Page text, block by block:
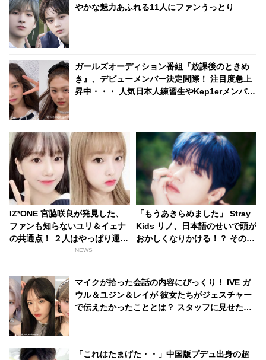
やかな魅力あふれる11人にファンうっとり
ガールズオーディション番組『放課後のときめ
き』、デビューメンバー決定間際！ 注目度急上
昇中・・・ 人気日本人練習生やKep1erメンバー
IZ*ONE 宮脇咲良が発見した、
ファンも知らないユリ＆イェナ
の共通点！ ２人はやっぱり運命
の糸で結ばれている・・！？
NEWS
「もうあきらめました」 Stray
Kids リノ、日本語のせいで頭が
おかしくなりかける！？ その原
マイクが拾った会話の内容にびっくり！ IVE ガ
ウル＆ユジン＆レイが 彼女たちがジェスチャー
で伝えたかったこととは？ スタッフに見せた優
「これはたまげた・・」中国版プデュ出身の超